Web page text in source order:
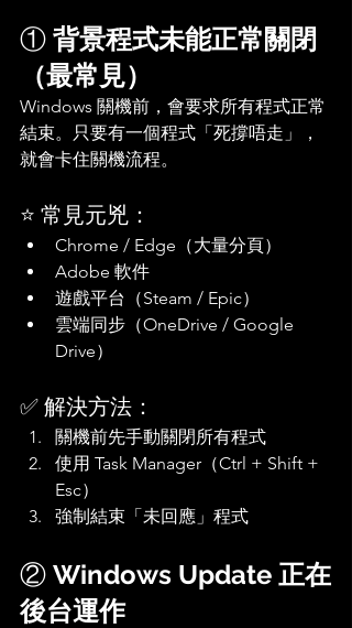
① 背景程式未能正常關閉
（最常見）
Windows 關機前，會要求所有程式正常
結束。只要有一個程式「死撐唔走」，
就會卡住關機流程。
⭐ 常見元兇：
Chrome / Edge（大量分頁）
Adobe 軟件
遊戲平台（Steam / Epic）
雲端同步（OneDrive / Google
Drive）
✅ 解決方法：
關機前先手動關閉所有程式
使用 Task Manager（Ctrl + Shift +
Esc）
強制結束「未回應」程式
② Windows Update 正在
後台運作